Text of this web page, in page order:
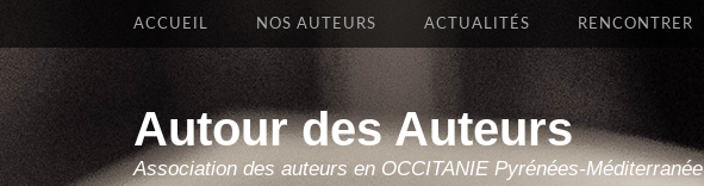
Autour des Auteurs
Association des auteurs en OCCITANIE Pyrénées-Méditerranée
Premier Menu
Aller
ACCUEIL NOS AUTEURS ACTUALITÉS RENCONTRER